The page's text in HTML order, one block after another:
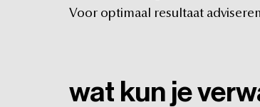
Voor optimaal resultaat adviseren
wat kun je